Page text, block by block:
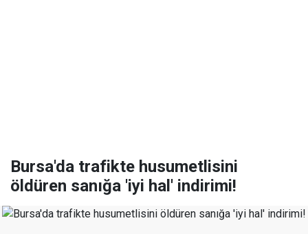
Bursa'da trafikte husumetlisini
öldüren sanığa 'iyi hal' indirimi!